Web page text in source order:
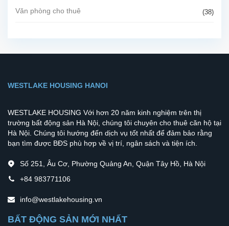
Văn phòng cho thuê (38)
WESTLAKE HOUSING HANOI
WESTLAKE HOUSING Với hơn 20 năm kinh nghiệm trên thị
trường bất động sản Hà Nội, chúng tôi chuyên cho thuê căn hộ tại
Hà Nội. Chúng tôi hướng đến dịch vụ tốt nhất để đảm bảo rằng
bạn tìm được BĐS phù hợp về vị trí, ngân sách và tiện ích.
Số 251, Âu Cơ, Phường Quảng An, Quận Tây Hồ, Hà Nội
+84 983771106
info@westlakehousing.vn
BẤT ĐỘNG SẢN MỚI NHẤT